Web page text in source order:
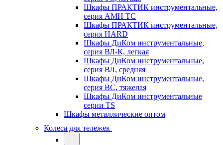
Шкафы ПРАКТИК инструментальные,
серия AMH TC
Шкафы ПРАКТИК инструментальные,
серия HARD
Шкафы ДиКом инструментальные,
cерия ВЛ-К, легкая
Шкафы ДиКом инструментальные,
серия ВЛ, средняя
Шкафы ДиКом инструментальные,
серия ВС, тяжелая
Шкафы ДиКом инструментальные
серии TS
Шкафы металлические оптом
Колеса для тележек